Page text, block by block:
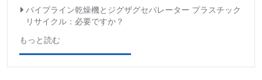
パイプライン乾燥機とジグザグセパレーター プラスチック
リサイクル：必要ですか？
もっと読む